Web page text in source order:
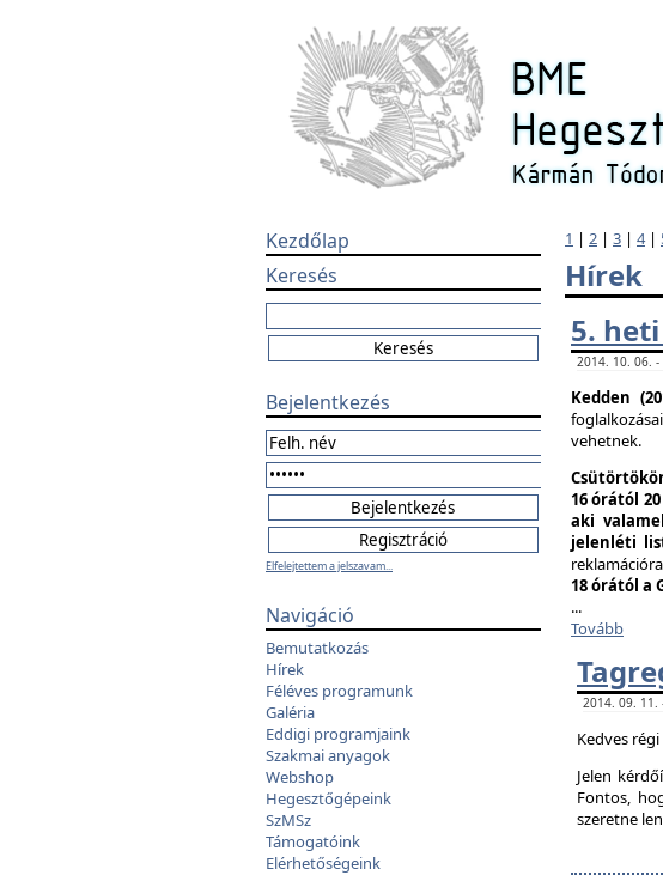
Kezdőlap
Keresés
Bejelentkezés
Elfelejtettem a jelszavam...
Navigáció
Bemutatkozás
Hírek
Féléves programunk
Galéria
Eddigi programjaink
Szakmai anyagok
Webshop
Hegesztőgépeink
SzMSz
Támogatóink
Elérhetőségeink
1 | 2 | 3 | 4|
Hírek
5.
2014. 10. 06.
Kedden
vehetnek.
16 órától
aki
jelenléti
18 órától a
...
Tovább
2014. 09.
Kedves
Jelen
Fontos,
szeretne